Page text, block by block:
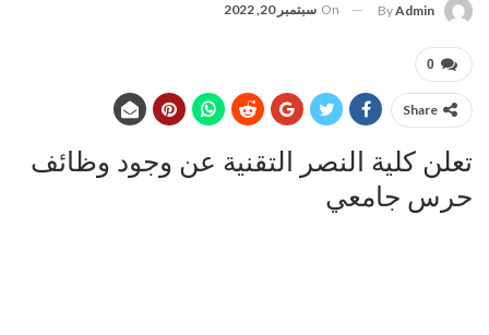
ByAdmin
On سبتمبر 20, 2022
0
Share
تعلن كلية النصر التقنية عن وجود وظائف
حرس جامعي